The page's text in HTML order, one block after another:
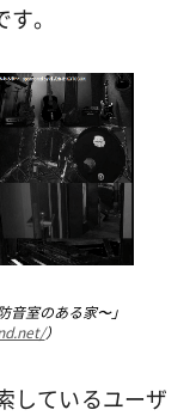
。
音室のある家〜」
）
しているユーザ